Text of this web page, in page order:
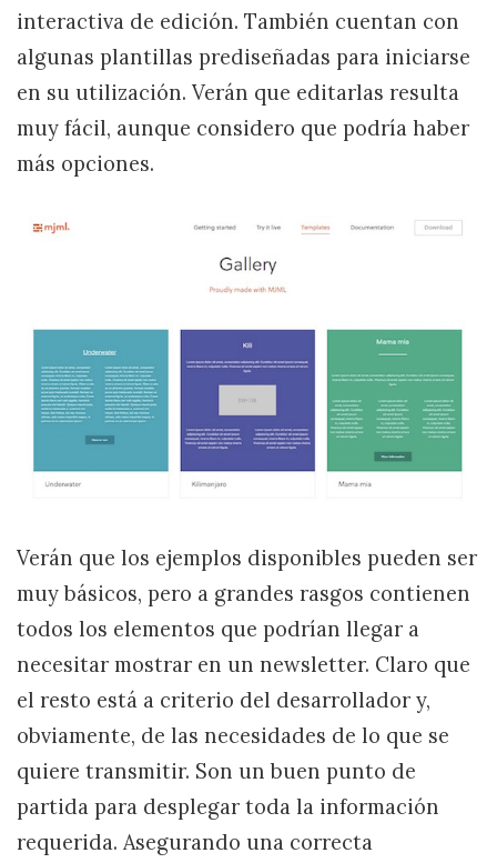
interactiva de edición. También cuentan con
algunas plantillas prediseñadas para iniciarse
en su utilización. Verán que editarlas resulta
muy fácil, aunque considero que podría haber
más opciones.
Verán que los ejemplos disponibles pueden ser
muy básicos, pero a grandes rasgos contienen
todos los elementos que podrían llegar a
necesitar mostrar en un newsletter. Claro que
el resto está a criterio del desarrollador y,
obviamente, de las necesidades de lo que se
quiere transmitir. Son un buen punto de
partida para desplegar toda la información
requerida. Asegurando una correcta